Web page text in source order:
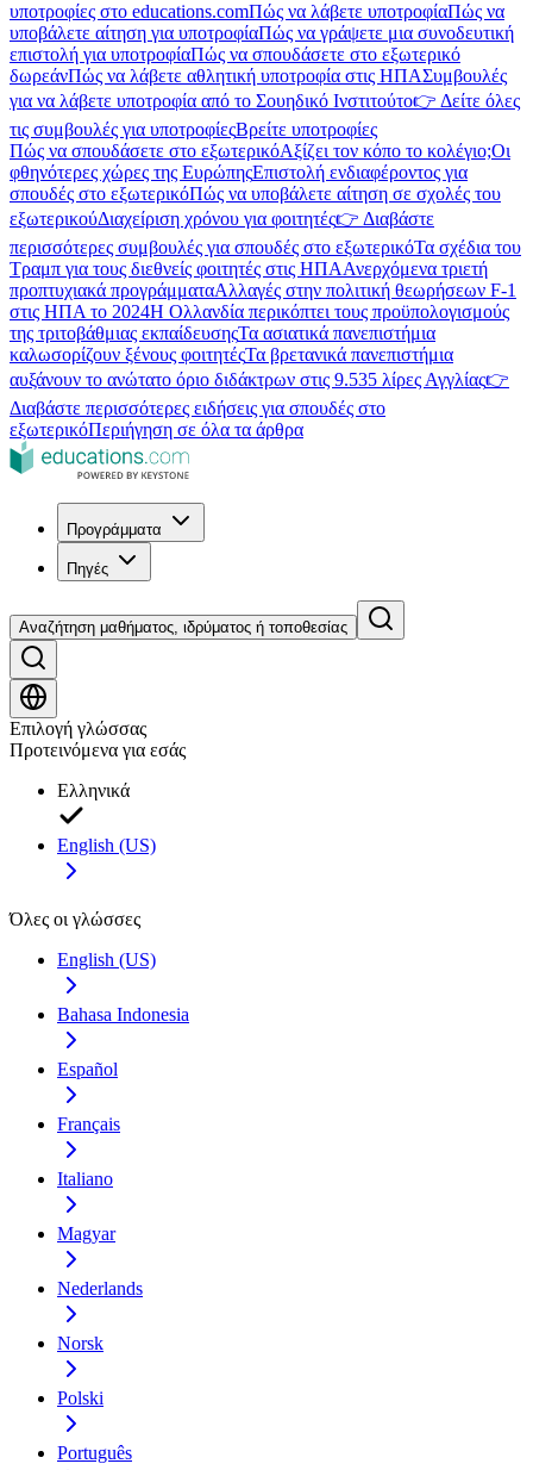
υποτροφίες στο educations.comΠώς να λάβετε υποτροφίαΠώς να
υποβάλετε αίτηση για υποτροφίαΠώς να γράψετε μια συνοδευτική
επιστολή για υποτροφίαΠώς να σπουδάσετε στο εξωτερικό
δωρεάνΠώς να λάβετε αθλητική υποτροφία στις ΗΠΑΣυμβουλές
για να λάβετε υποτροφία από το Σουηδικό Ινστιτούτο👉 Δείτε όλες
τις συμβουλές για υποτροφίεςΒρείτε υποτροφίες
Πώς να σπουδάσετε στο εξωτερικόΑξίζει τον κόπο το κολέγιο;Οι
φθηνότερες χώρες της ΕυρώπηςΕπιστολή ενδιαφέροντος για
σπουδές στο εξωτερικόΠώς να υποβάλετε αίτηση σε σχολές του
εξωτερικούΔιαχείριση χρόνου για φοιτητές👉 Διαβάστε
περισσότερες συμβουλές για σπουδές στο εξωτερικόΤα σχέδια του
Τραμπ για τους διεθνείς φοιτητές στις ΗΠΑΑνερχόμενα τριετή
προπτυχιακά προγράμματαΑλλαγές στην πολιτική θεωρήσεων F-1
στις ΗΠΑ το 2024Η Ολλανδία περικόπτει τους προϋπολογισμούς
της τριτοβάθμιας εκπαίδευσηςΤα ασιατικά πανεπιστήμια
καλωσορίζουν ξένους φοιτητέςΤα βρετανικά πανεπιστήμια
αυξάνουν το ανώτατο όριο διδάκτρων στις 9.535 λίρες Αγγλίας👉
Διαβάστε περισσότερες ειδήσεις για σπουδές στο
εξωτερικόΠεριήγηση σε όλα τα άρθρα
Προγράμματα
Πηγές
Αναζήτηση μαθήματος, ιδρύματος ή τοποθεσίας
Επιλογή γλώσσας
Προτεινόμενα για εσάς
Ελληνικά
English (US)
Όλες οι γλώσσες
English (US)
Bahasa Indonesia
Español
Français
Italiano
Magyar
Nederlands
Norsk
Polski
Português